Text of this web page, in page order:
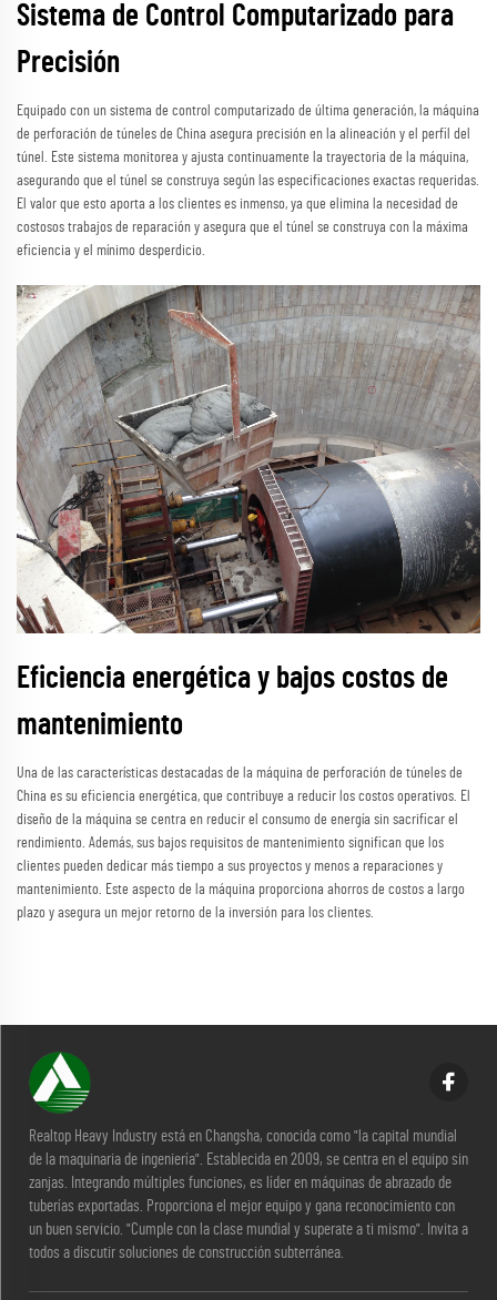
Sistema de Control Computarizado para
Precisión
Equipado con un sistema de control computarizado de última generación, la máquina
de perforación de túneles de China asegura precisión en la alineación y el perfil del
túnel. Este sistema monitorea y ajusta continuamente la trayectoria de la máquina,
asegurando que el túnel se construya según las especificaciones exactas requeridas.
El valor que esto aporta a los clientes es inmenso, ya que elimina la necesidad de
costosos trabajos de reparación y asegura que el túnel se construya con la máxima
eficiencia y el mínimo desperdicio.
Eficiencia energética y bajos costos de
mantenimiento
Una de las características destacadas de la máquina de perforación de túneles de
China es su eficiencia energética, que contribuye a reducir los costos operativos. El
diseño de la máquina se centra en reducir el consumo de energía sin sacrificar el
rendimiento. Además, sus bajos requisitos de mantenimiento significan que los
clientes pueden dedicar más tiempo a sus proyectos y menos a reparaciones y
mantenimiento. Este aspecto de la máquina proporciona ahorros de costos a largo
plazo y asegura un mejor retorno de la inversión para los clientes.
Realtop Heavy Industry está en Changsha, conocida como "la capital mundial
de la maquinaria de ingeniería". Establecida en 2009, se centra en el equipo sin
zanjas. Integrando múltiples funciones, es líder en máquinas de abrazado de
tuberías exportadas. Proporciona el mejor equipo y gana reconocimiento con
un buen servicio. "Cumple con la clase mundial y superate a ti mismo". Invita a
todos a discutir soluciones de construcción subterránea.